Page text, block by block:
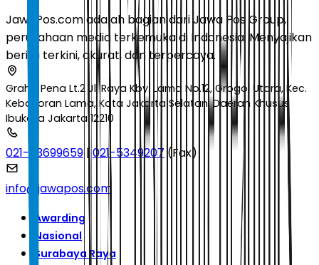
JawaPos.com adalah bagian dari Jawa Pos Group,
perusahaan media terkemuka di Indonesia. Menyajikan
berita terkini, akurat, dan terpercaya.
Graha Pena Lt.2 Jl. Raya Kby. Lama No.12, Grogol Utara, Kec.
Kebayoran Lama, Kota Jakarta Selatan, Daerah Khusus
Ibukota Jakarta 12210
021-53699659 |021-5349207 (Fax)
info@jawapos.com
Awarding
Nasional
Surabaya Raya